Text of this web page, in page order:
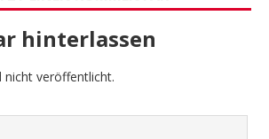
hinterlassen
nicht veröffentlicht.